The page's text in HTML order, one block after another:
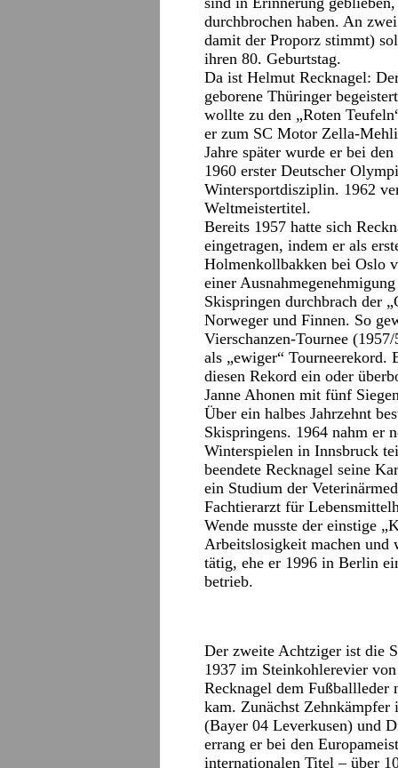
durchbrochen haben. An
damit der Proporz stimmt)
ihren 80. Geburtstag.
Da ist Helmut Recknagel:
geborene Thüringer
wollte zu den „Roten
er zum SC Motor Zella-
Jahre später wurde er bei
1960 erster Deutscher
Wintersportdisziplin. 1962
Weltmeistertitel.
Bereits 1957 hatte sich
eingetragen, indem er als
Holmenkollbakken bei Oslo
einer
Skispringen durchbrach der
Norweger und Finnen. So
Vierschanzen-Tournee
als „ewiger“
diesen Rekord ein oder
Janne Ahonen mit fünf
Über ein halbes Jahrzehnt
Skispringens. 1964 nahm er
Winterspielen in Innsbruck
beendete Recknagel seine
ein Studium der
Fachtierarzt für
Wende musste der einstige
Arbeitslosigkeit machen und
tätig, ehe er 1996 in Berlin
betrieb.
Der zweite Achtziger ist die
1937 im Steinkohlerevier
Recknagel dem Fußballleder
kam. Zunächst Zehnkämpfer
(Bayer 04 Leverkusen) und
errang er bei den
internationalen Titel – über